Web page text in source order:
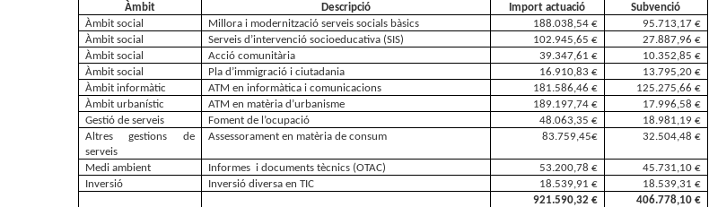
Àmbit Descripció Import actuació
Subvenció
Àmbit social
Millora i modernització serveis socials bàsics 188.038,54 €
95.713,17 €
Àmbit social
Serveis d’intervenció socioeducativa (SIS) 102.945,65 €
27.887,96 €
Àmbit social
Acció comunitària 39.347,61 €
10.352,85 €
Àmbit social
Pla d’immigració i ciutadania 16.910,83 €
13.795,20 €
Àmbit informàtic
ATM en informàtica i comunicacions 181.586,46 €
125.275,66 €
Àmbit urbanístic
ATM en matèria d’urbanisme 189.197,74 €
17.996,58 €
Gestió de serveis
Foment de l’ocupació 48.063,35 €
18.981,19 €
Altres gestions de
serveis
Assessorament en matèria de consum 83.759,45€ 32.504,48 €
Medi ambient Informes  i documents tècnics (OTAC) 53.200,78 €
45.731,10 €
Inversió
Inversió diversa en TIC 18.539,91 €
18.539,31 €
921.590,32 €
406.778,10 €